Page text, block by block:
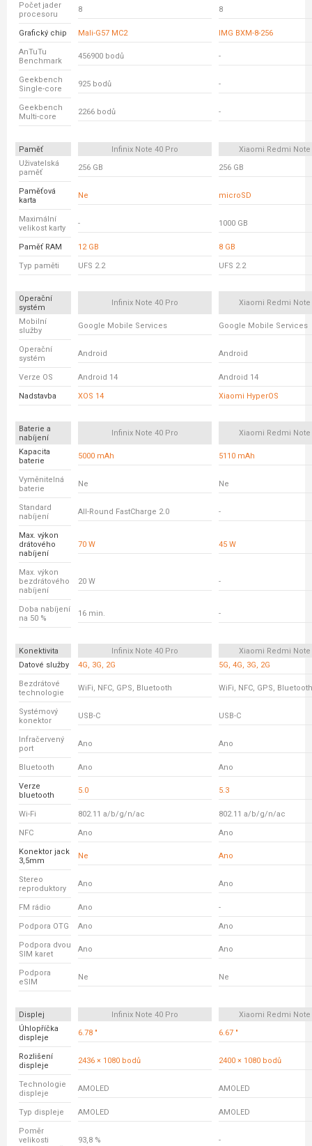
Počet jader
procesoru
8 8
Grafický chip Mali-G57 MC2 IMG BXM-8-256
AnTuTu
Benchmark
456900 bodů -
Geekbench
Single-core
925 bodů -
Geekbench
Multi-core
2266 bodů -
Paměť Infinix Note 40 Pro
Xiaomi Redmi Note
Uživatelská
paměť
256 GB 256 GB
Paměťová
karta
Ne microSD
Maximální
velikost karty
- 1000 GB
Paměť RAM 12 GB 8 GB
Typ paměti UFS 2.2 UFS 2.2
Operační
systém
Infinix Note 40 Pro Xiaomi Redmi Note
Mobilní
služby
Google Mobile Services Google Mobile Services
Operační
systém
Android Android
Verze OS Android 14 Android 14
Nadstavba XOS 14 Xiaomi HyperOS
Baterie a
nabíjení
Infinix Note 40 Pro Xiaomi Redmi Note
Kapacita
baterie
5000 mAh 5110 mAh
Vyměnitelná
baterie
Ne Ne
Standard
nabíjení
All-Round FastCharge 2.0 -
Max. výkon
drátového
nabíjení
70 W 45 W
Max. výkon
bezdrátového
nabíjení
20 W -
Doba nabíjení
na 50 %
16 min. -
Konektivita Infinix Note 40 Pro
Xiaomi Redmi Note
Datové služby
4G, 3G, 2G 5G, 4G, 3G, 2G
Bezdrátové
technologie
WiFi, NFC, GPS, Bluetooth WiFi, NFC, GPS, Bluetooth
Systémový
konektor
USB-C USB-C
Infračervený
port
Ano Ano
Bluetooth Ano Ano
Verze
bluetooth
5.0 5.3
Wi-Fi 802.11 a/b/g/n/ac 802.11 a/b/g/n/ac
NFC Ano Ano
Konektor jack
3,5mm
Ne Ano
Stereo
reproduktory
Ano Ano
FM rádio Ano -
Podpora OTG Ano Ano
Podpora dvou
SIM karet
Ano Ano
Podpora
eSIM
Ne Ne
Displej Infinix Note 40 Pro
Xiaomi Redmi Note
Úhlopříčka
displeje
6.78 " 6.67 "
Rozlišení
displeje
2436 × 1080 bodů 2400 × 1080 bodů
Technologie
displeje
AMOLED AMOLED
Typ displeje AMOLED AMOLED
Poměr
velikosti
93,8 % -